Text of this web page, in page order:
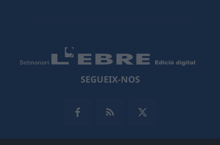
SEGUEIX-NOS